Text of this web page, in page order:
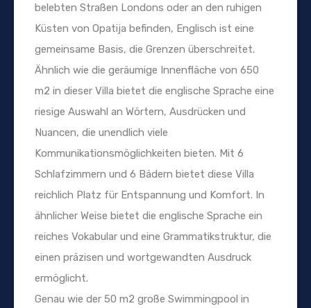
belebten Straßen Londons oder an den ruhigen
Küsten von Opatija befinden, Englisch ist eine
gemeinsame Basis, die Grenzen überschreitet.
Ähnlich wie die geräumige Innenfläche von 650
m2 in dieser Villa bietet die englische Sprache eine
riesige Auswahl an Wörtern, Ausdrücken und
Nuancen, die unendlich viele
Kommunikationsmöglichkeiten bieten. Mit 6
Schlafzimmern und 6 Bädern bietet diese Villa
reichlich Platz für Entspannung und Komfort. In
ähnlicher Weise bietet die englische Sprache ein
reiches Vokabular und eine Grammatikstruktur, die
einen präzisen und wortgewandten Ausdruck
ermöglicht.
Genau wie der 50 m2 große Swimmingpool in